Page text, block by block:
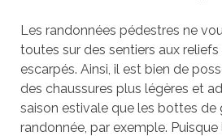
Les randonnées pédestres ne
toutes sur des sentiers aux
escarpés. Ainsi, il est bien de
des chaussures plus légères et
saison estivale que les bottes de
randonnée, par exemple. Puisque